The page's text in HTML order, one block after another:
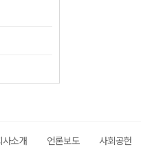
사소개 언론보도 사회공헌